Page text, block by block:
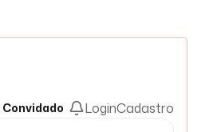
Convidado LoginCadastro